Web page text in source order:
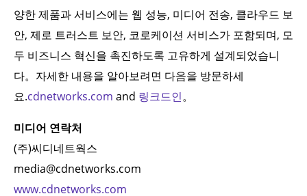
양한 제품과 서비스에는 웹 성능, 미디어 전송, 클라우드 보
안, 제로 트러스트 보안, 코로케이션 서비스가 포함되며, 모
두 비즈니스 혁신을 촉진하도록 고유하게 설계되었습니
다。자세한 내용을 알아보려면 다음을 방문하세
요.cdnetworks.com and 링크드인。
미디어 연락처
(주)씨디네트웍스
media@cdnetworks.com
www.cdnetworks.com